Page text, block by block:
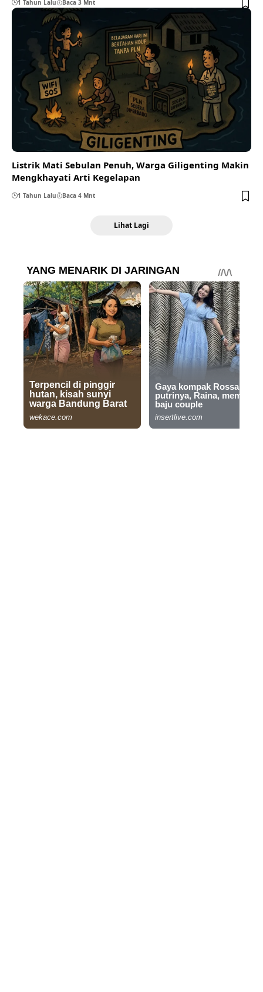
1 Tahun Lalu Baca 3 Mnt
Listrik Mati Sebulan Penuh, Warga Giligenting Makin
Mengkhayati Arti Kegelapan
1 Tahun Lalu Baca 4 Mnt
Lihat Lagi